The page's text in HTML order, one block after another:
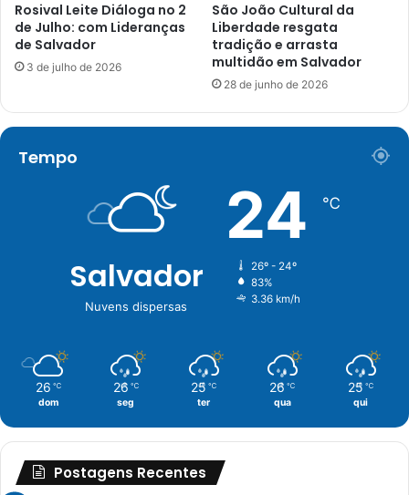
Rosival Leite Diáloga no 2
de Julho: com Lideranças
de Salvador
3 de julho de 2026
São João Cultural da
Liberdade resgata
tradição e arrasta
multidão em Salvador
28 de junho de 2026
Tempo
Salvador
Nuvens dispersas
24 ℃
26º - 24º
83%
3.36 km/h
26 ℃
dom
26 ℃
seg
25 ℃
ter
26 ℃
qua
25 ℃
qui
Postagens Recentes